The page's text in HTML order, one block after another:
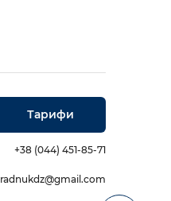
Тарифи
+38 (044) 451-85-71
radnukdz@gmail.com